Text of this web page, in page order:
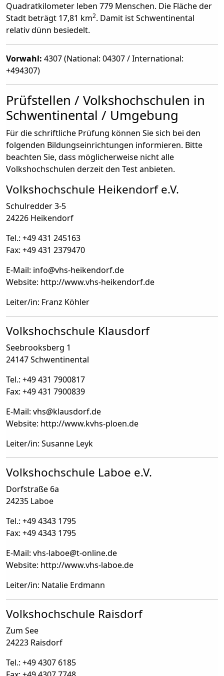
Quadratkilometer leben 779 Menschen. Die Fläche der
Stadt beträgt 17,81 km2. Damit ist Schwentinental
relativ dünn besiedelt.
Vorwahl: 4307 (National: 04307 / International:
+494307)
Prüfstellen / Volkshochschulen in
Schwentinental / Umgebung
Für die schriftliche Prüfung können Sie sich bei den
folgenden Bildungseinrichtungen informieren. Bitte
beachten Sie, dass möglicherweise nicht alle
Volkshochschulen derzeit den Test anbieten.
Volkshochschule Heikendorf e.V.
Schulredder 3-5
24226 Heikendorf
Tel.: +49 431 245163
Fax: +49 431 2379470
E-Mail: info@vhs-heikendorf.de
Website: http://www.vhs-heikendorf.de
Leiter/in: Franz Köhler
Volkshochschule Klausdorf
Seebrooksberg 1
24147 Schwentinental
Tel.: +49 431 7900817
Fax: +49 431 7900839
E-Mail: vhs@klausdorf.de
Website: http://www.kvhs-ploen.de
Leiter/in: Susanne Leyk
Volkshochschule Laboe e.V.
Dorfstraße 6a
24235 Laboe
Tel.: +49 4343 1795
Fax: +49 4343 1795
E-Mail: vhs-laboe@t-online.de
Website: http://www.vhs-laboe.de
Leiter/in: Natalie Erdmann
Volkshochschule Raisdorf
Zum See
24223 Raisdorf
Tel.: +49 4307 6185